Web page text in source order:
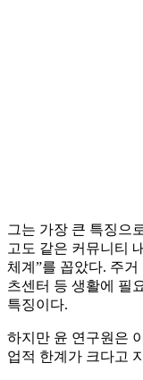
그는 가장 큰 특징으
고도 같은 커뮤니티
체계”를 꼽았다. 주
츠센터 등 생활에 필
특징이다.
하지만 윤 연구원은
업적 한계가 크다고